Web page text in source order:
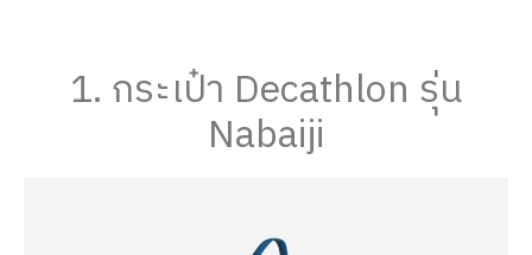
1. กระเป๋า Decathlon รุ่น
Nabaiji